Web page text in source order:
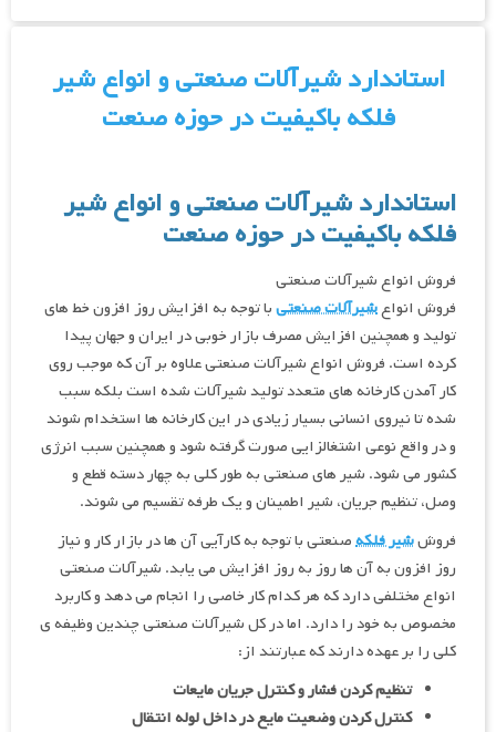
استاندارد شیرآلات صنعتی و انواع شیر
فلکه باکیفیت در حوزه صنعت
استاندارد شیرآلات صنعتی و انواع شیر
فلکه باکیفیت در حوزه صنعت
فروش انواع شیرآلات صنعتی
فروش انواعشیرآلات صنعتیبا توجه به افزایش روز افزون خط های
تولید و همچنین افزایش مصرف بازار خوبی در ایران و جهان پیدا
کرده است. فروش انواع شیرآلات صنعتی علاوه بر آن که موجب روی
کار آمدن کارخانه های متعدد تولید شیرآلات شده است بلکه سبب
شده تا نیروی انسانی بسیار زیادی در این کارخانه ها استخدام شوند
و در واقع نوعی اشتغالزایی صورت گرفته شود و همچنین سبب انرژی
کشور می شود. شیر های صنعتی به طور کلی به چهار دسته قطع و
وصل، تنظیم جریان، شیر اطمینان و یک طرفه تقسیم می شوند.
فروششیر فلکهصنعتی با توجه به کارآیی آن ها در بازار کار و نیاز
روز افزون به آن ها روز به روز افزایش می یابد. شیرآلات صنعتی
انواع مختلفی دارد که هر کدام کار خاصی را انجام می دهد و کاربرد
مخصوص به خود را دارد. اما در کل شیرآلات صنعتی چندین وظیفه ی
کلی را بر عهده دارند که عبارتند از:
تنظیم کردن فشار و کنترل جریان مایعات
کنترل کردن وضعیت مایع در داخل لوله انتقال